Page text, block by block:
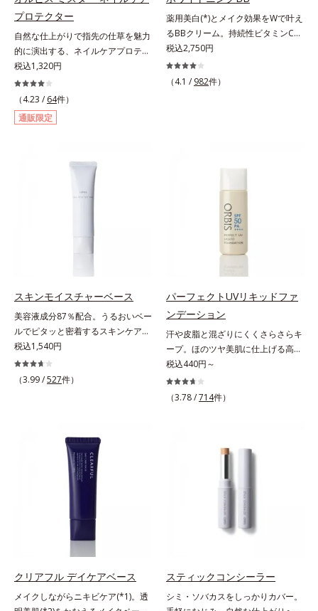
プロテクター
自然な仕上がりで指先の仕草を魅力
的に演出する、ネイルケアプロテク
ター。ハーフマットな仕上がりで自
爪をきれいに整え、日常の何気ない
手元・指先の仕草を魅力的に演出す
る、ネイルケアプロテクターで
す。“塗ってる感”がなく、自爪をナ
するだけ。スピーディマット処方で
すばやく乾き、何かと目に触れがち
な指先に、さり気なく信頼感を宿し
る感”を感じさせない、ほんのり血
法】①使用前にビンを軽く振りま
す。②筆と軸についた液をビンの口
元でしごき、量を調整してから自爪
に直接塗ります。2度塗りすると、
より美しい仕上がりになります。
税込1,320円
（4.23 / 64件）
通販限定
薬用美白(*)とメイク効果をWで叶え
るBBクリーム。持続性ビタミンC誘
導体で美白しながらくすみのない軽
やか美肌を長時間キープ。メイクし
ながら日中美白(*)効果も発揮する、
美白効果を発揮。さらに肌のくすみ
す。これ1つで、美白美容液・日焼
け止め・化粧下地・ファンデ―ショ
ン・コンシーラー・パウダーを兼ね
る1本6役。時短メイクが叶います。
税込2,750円
（4.1 / 982件）
スキンモイスチャーベース
美容液成分87％配合。うるおいベー
ルでピタッと密着するスキンケア発
想のメイク下地。化粧ノリ＆もち
UP！ファンデーションの仕上がり
を格上げする、スキンケア発想の化
の美しさと化粧もちが格段にUP。
さらにヒアルロン酸、ローヤルゼリ
ーエキスなどの保湿成分を含む美容
液成分を87％配合。大気汚染物質バ
リア成分(*)もプラスして、乾燥やダ
ちな大人の肌を、血色感のある肌に
補整する、ピンクベージュカラーで
す。※オルビスのすべてのファンデ
ーションの下地としてご使用いただ
けます。* ホウケイ酸(Ca、Na)、酸
化銀
税込1,540円
（3.99 /527件）
パーフェクトUVリキッドファ
ンデーション
汗や皮脂と混ざりにくくさらさらキ
ープ。ほのツヤ美肌に仕上げる高
SPFファンデ。SPF50・PA++++で紫
外線を強力カットしながら、さらさ
ら美肌が10時間(*)続くリキッドフ
くずれにくく、軽やかにピタッとフ
肌をキープします。またドーナツ型
の粉体を採用したことで、より多く
均一に光を拡散することを実現。毛
穴やシミの目立ちにくい“ほのツヤ
おすすめです。* 10時間化粧持ちデ
人差があります。
税込440円～
（3.78 /714件）
クリアフル デイケアベース
メイクしながらニキビケア(*1)。透
スティックコンシーラー
シミ・ソバカスをしっかりカバー。